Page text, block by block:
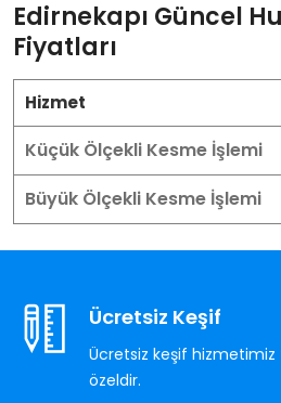
Edirnekapı Güncel
Fiyatları
Hizmet
Küçük Ölçekli Kesme İşlemi
Büyük Ölçekli Kesme İşlemi
Ücretsiz Keşif
Ücretsiz keşif
özeldir.